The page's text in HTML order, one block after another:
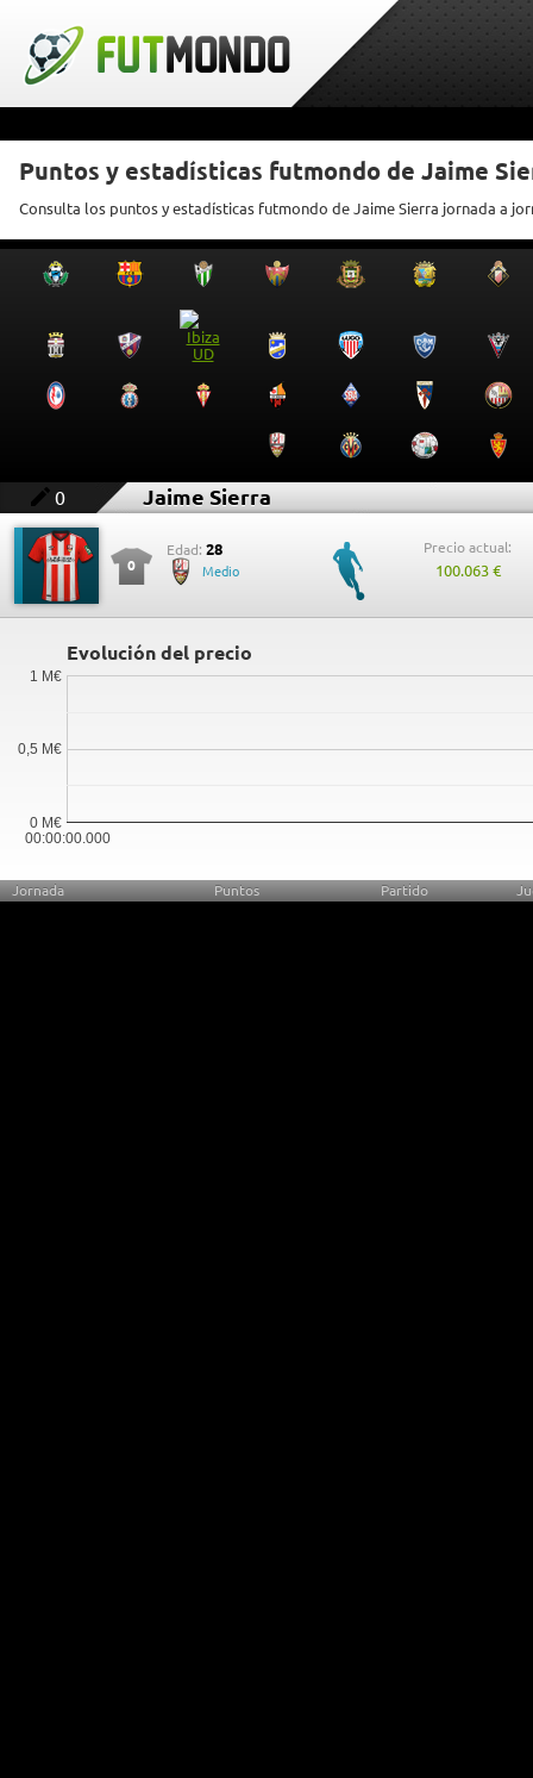
Puntos y estadísticas futmondo de Jaime
Consulta los puntos y estadísticas futmondo de Jaime Sierra jornada a
0 Jaime Sierra
0
Edad: 28
Medio
Precio actual:
100.063 €
Evolución del precio
00:00:00.000
0 M€
0,5 M€
1 M€
Jornada Puntos Partido